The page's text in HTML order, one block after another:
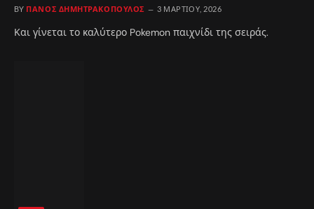
BY ΠΆΝΟΣ ΔΗΜΗΤΡΑΚΌΠΟΥΛΟΣ 3 ΜΑΡΤΊΟΥ, 2026
Και γίνεται το καλύτερο Pokemon παιχνίδι της σειράς.